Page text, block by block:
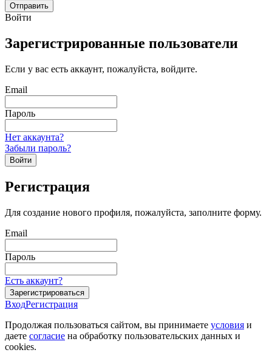
Отправить
Войти
Зарегистрированные пользователи
Если у вас есть аккаунт, пожалуйста, войдите.
Email
Пароль
Нет аккаунта?
Забыли пароль?
Войти
Регистрация
Для создание нового профиля, пожалуйста, заполните форму.
Email
Пароль
Есть аккаунт?
Зарегистрироваться
ВходРегистрация
Продолжая пользоваться сайтом, вы принимаете условия и
даете согласие на обработку пользовательских данных и
cookies.